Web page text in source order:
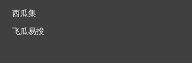
西瓜集
飞瓜易投